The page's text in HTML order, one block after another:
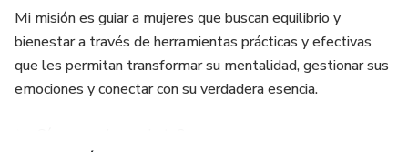
Mi misión es guiar a mujeres que buscan equilibrio y
bienestar a través de herramientas prácticas y efectivas
que les permitan transformar su mentalidad, gestionar sus
emociones y conectar con su verdadera esencia.